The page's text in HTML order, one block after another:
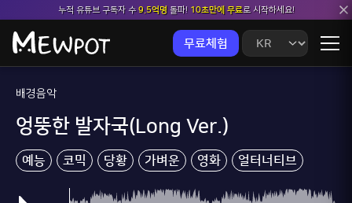
누적 유튜브 구독자 수9.5억명돌파! 10초만에 무료로 시작하세요!
무료체험
배경음악
엉뚱한 발자국(Long Ver.)
예능 코믹 당황 가벼운 영화 얼터너티브